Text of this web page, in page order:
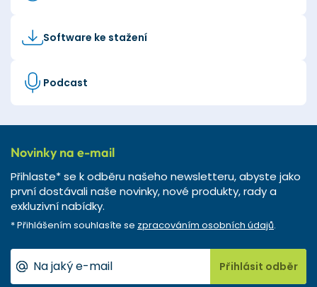
Software ke stažení
Podcast
Novinky na e-mail
Přihlaste* se k odběru našeho newsletteru, abyste jako
první dostávali naše novinky, nové produkty, rady a
exkluzivní nabídky.
* Přihlášením souhlasíte se zpracováním osobních údajů.
Přihlásit odběr